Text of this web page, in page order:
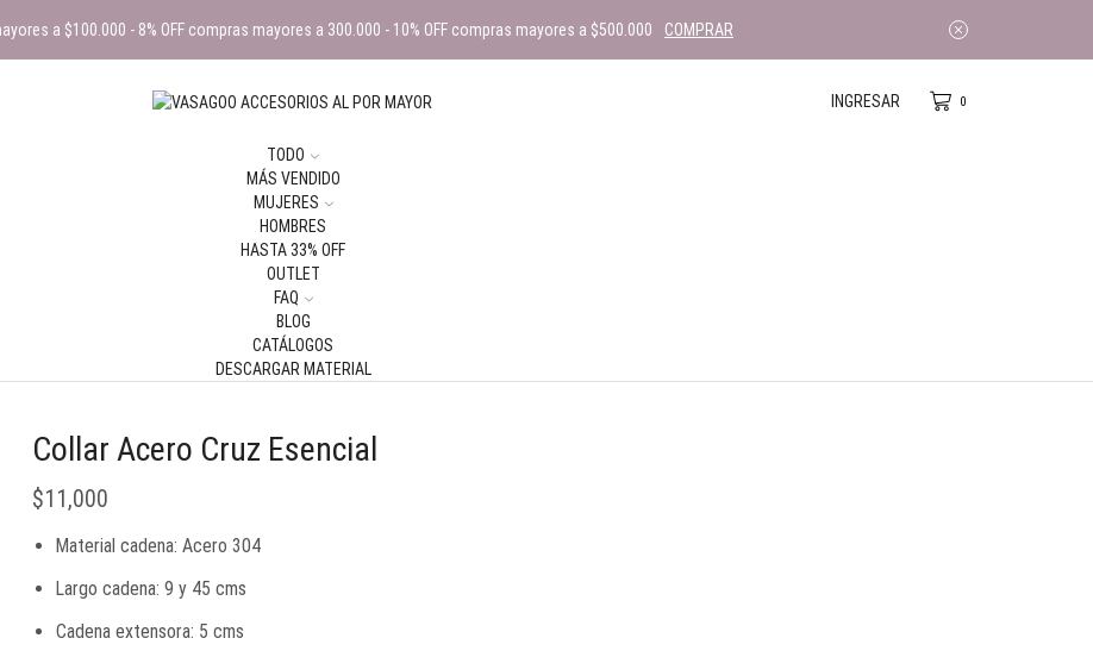
a $100.000 - 8% OFF compras mayores a 300.000 - 10% OFF compras mayores a $500.000 COMPRAR
INGRESAR 0
TODO
MÁS VENDIDO
MUJERES
HOMBRES
HASTA 33% OFF
OUTLET
FAQ
BLOG
CATÁLOGOS
DESCARGAR MATERIAL
Collar Acero Cruz Esencial
$11,000
Material cadena: Acero 304
Largo cadena: 9 y 45 cms
Cadena extensora: 5 cms